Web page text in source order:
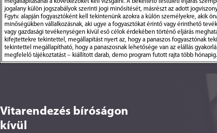
Vitarendezés bíróságon
kívül